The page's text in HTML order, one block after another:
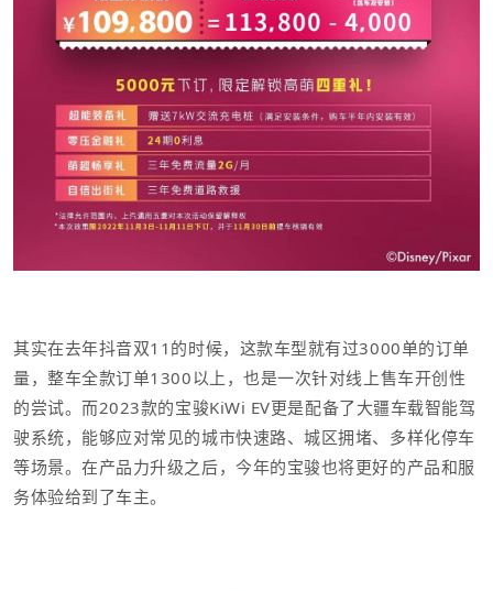
其实在去年抖音双11的时候，这款车型就有过3000单的订单
量，整车全款订单1300以上，也是一次针对线上售车开创性
的尝试。而2023款的宝骏KiWi EV更是配备了大疆车载智能驾
驶系统，能够应对常见的城市快速路、城区拥堵、多样化停车
等场景。在产品力升级之后，今年的宝骏也将更好的产品和服
务体验给到了车主。